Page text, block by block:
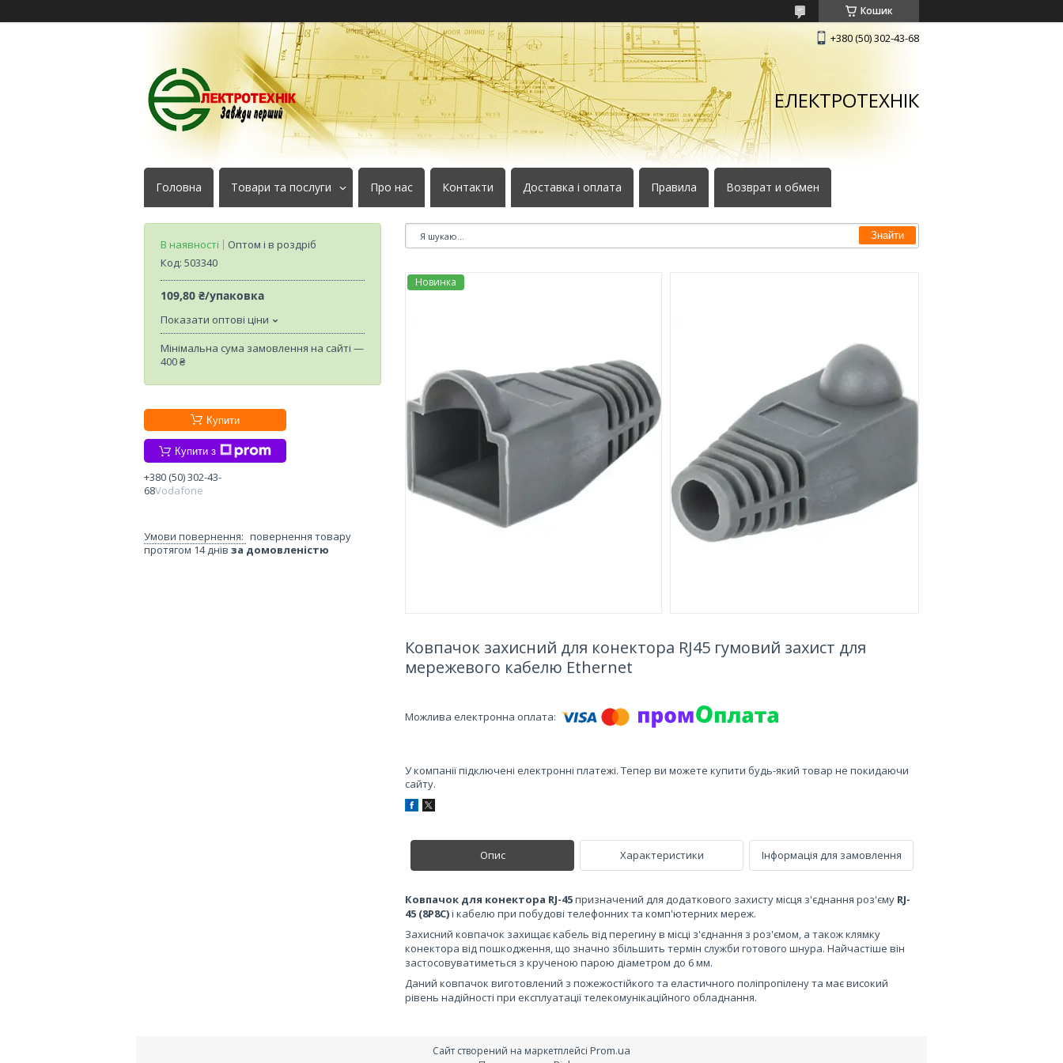
Кошик
+380 (50) 302-43-68
ЕЛЕКТРОТЕХНІК
Головна Товари та послуги Про нас Контакти Доставка і оплата Правила Возврат и обмен
Знайти
Новинка
Ковпачок захисний для конектора RJ45 гумовий захист для
мережевого кабелю Ethernet
У компанії підключені електронні платежі. Тепер ви можете купити будь-який товар не покидаючи
сайту.
Опис Характеристики Інформація для замовлення
Ковпачок для конектора RJ-45призначений для додаткового захисту місця з'єднання роз'єму RJ-
45 (8P8C)і кабелю при побудові телефонних та комп'ютерних мереж.
Захисний ковпачок захищає кабель від перегину в місці з'єднання з роз'ємом, а також клямку
конектора від пошкодження, що значно збільшить термін служби готового шнура. Найчастіше він
застосовуватиметься з крученою парою діаметром до 6 мм.
Даний ковпачок виготовлений з пожежостійкого та еластичного поліпропілену та має високий
рівень надійності при експлуатації телекомунікаційного обладнання.
В наявності
Оптом і в роздріб
Код: 503340
109,80 ₴/упаковка
Показати оптові ціни
Мінімальна сума замовлення на сайті —
400 ₴
Купити
Купити з
+380 (50) 302-43-
68Vodafone
повернення товару
протягом 14 днів за домовленістю
Сайт створений на маркетплейсі Prom.ua